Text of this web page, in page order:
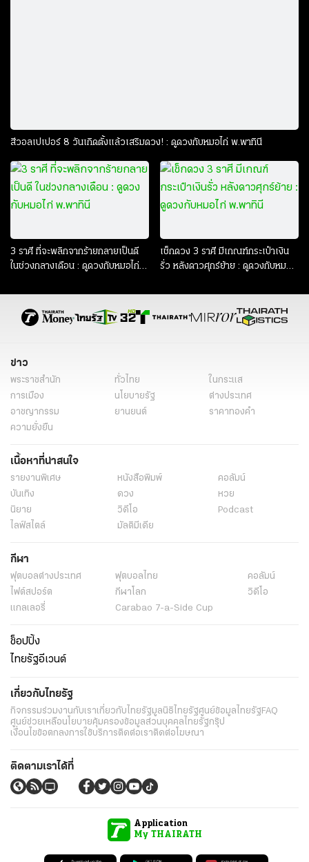
สีวอลเปเปอร์ 8 วันเกิดตั้งแล้วเสริมดวง! : ดูดวงกับหมอไก่ พ.พาทินี
3 ราศี ที่จะพลิกจากร้ายกลายเป็นดี
ในช่วงกลางเดือน : ดูดวงกับหมอไก่
เช็กดวง 3 ราศี มีเกณฑ์กระเป๋าเงิน
รั่ว หลังดาวศุกร์ย้าย : ดูดวงกับหมอ
ข่าว
พระราชสำนัก ทั่วไทย
ในกระแส
การเมือง
นโยบายรัฐ
ต่างประเทศ
อาชญากรรม
ยานยนต์
ราคาทองคำ
ความยั่งยืน
เนื้อหาที่น่าสนใจ
รายงานพิเศษ หนังสือพิมพ์
คอลัมน์
บันเทิง
ดวง
หวย
นิยาย
วิดีโอ
Podcast
ไลฟ์สไตล์
มัลติมีเดีย
กีฬา
ฟุตบอลต่่างประเทศ ฟุตบอลไทย
คอลัมน์
ไฟต์สปอร์ต
กีฬาโลก
วิดีโอ
แกลเลอรี่
Carabao 7-a-Side Cup
ช็อปปิ้ง
ไทยรัฐอีเวนต์
เกี่ยวกับไทยรัฐ
กิจกรรมร่วมงานกับเราเกี่ยวกับไทยรัฐมูลนิธิไทยรัฐศูนย์ข้อมูลไทยรัฐFAQ
ศูนย์ช่วยเหลือนโยบายคุ้มครองข้อมูลส่วนบุคคลไทยรัฐกรุ๊ป
เงื่อนไขข้อตกลงการใช้บริการติดต่อเราติดต่อโฆษณา
ติดตามเราได้ที่
Application
My THAIRATH